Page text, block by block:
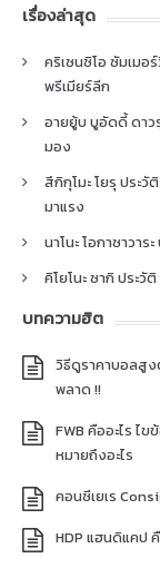
เรื่องล่าสุด
คริเซนซิโอ ซัมเม
พรีเมียร์ลีก
อายยู้บ บูอัดดี้ ดาว
มอง
สึกิกุโมะ โยรุ ประ
มาแรง
นาโนะ โอกาซาวา
คิโยโนะ ซากิ ประ
บทความฮิต
วิธีดูราคาบอลสูง
พลาด !!
FWB คืออะไร ไ
หมายถึงอะไร
คอนซีเยเร
HDP แฮนดิแคป